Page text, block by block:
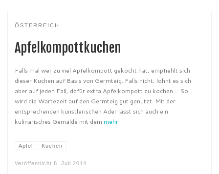
ÖSTERREICH
Apfelkompottkuchen
Falls mal wer zu viel Apfelkompott gekocht hat, empfiehlt sich
dieser Kuchen auf Basis von Germteig. Falls nicht, lohnt es sich
aber auf jeden Fall, dafür extra Apfelkompott zu kochen… So
wird die Wartezeit auf den Germteig gut genutzt. Mit der
entsprechenden künstlerischen Ader lässt sich auch ein
kulinarisches Gemälde mit dem mehr
Apfel Kuchen
Veröffentlicht 8. Juli 2014